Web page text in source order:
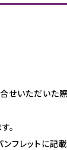
いただいた
。
レットに記